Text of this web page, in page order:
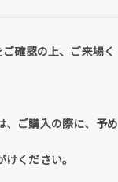
確認の上、ご来場く
、ご購入の際に、予め
ください。